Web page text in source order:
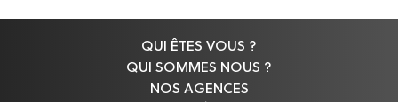
QUI ÊTES VOUS ?
QUI SOMMES NOUS ?
NOS AGENCES